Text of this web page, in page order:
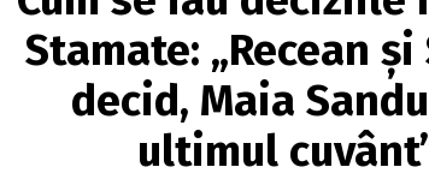
Stamate: „Recean și
decid, Maia
ultimul